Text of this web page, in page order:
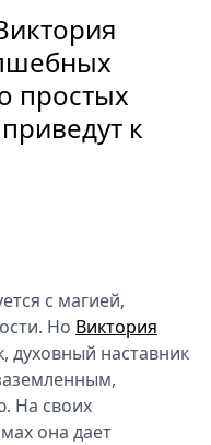
простых
к
с магией,
Но Виктория
духовный наставник
На своих
она дает